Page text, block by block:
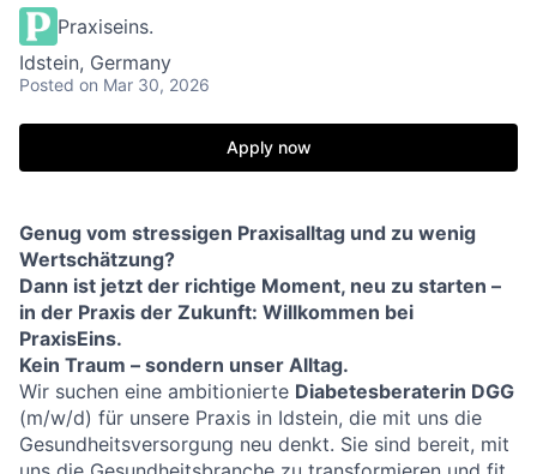
Praxiseins.
Idstein, Germany
Posted on Mar 30, 2026
Apply now
Genug vom stressigen Praxisalltag und zu wenig
Wertschätzung?
Dann ist jetzt der richtige Moment, neu zu starten –
in der Praxis der Zukunft: Willkommen bei
PraxisEins.
Kein Traum – sondern unser Alltag.
Wir suchen eine ambitionierte Diabetesberaterin DGG
(m/w/d) für unsere Praxis in Idstein, die mit uns die
Gesundheitsversorgung neu denkt. Sie sind bereit, mit